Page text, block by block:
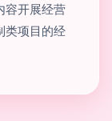
容开展经营
类项目的经